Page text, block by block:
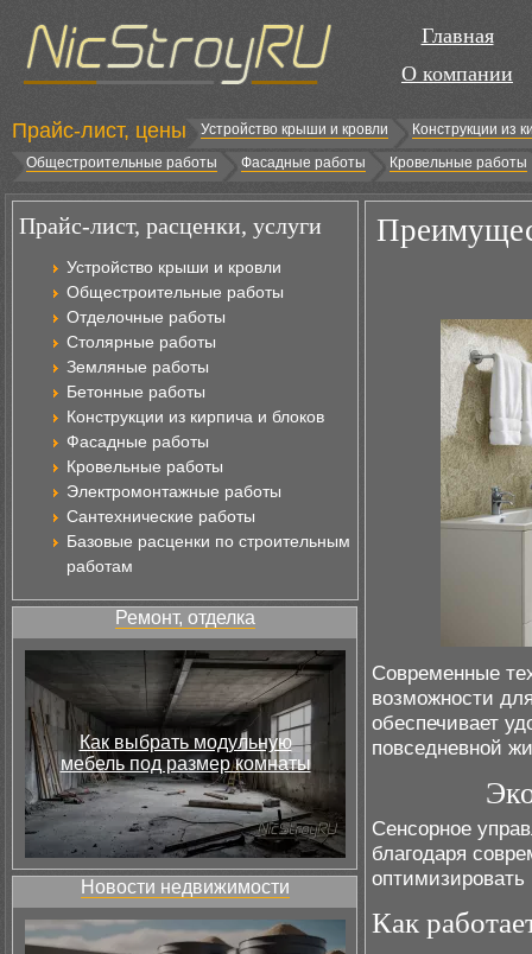
Главная
О компании
Прайс-лист, цены Устройство крыши и кровли
Конструкции из
Общестроительные работы
Фасадные работы Кровельные работы
Прайс-лист, расценки, услуги
Устройство крыши и кровли
Общестроительные работы
Отделочные работы
Столярные работы
Земляные работы
Бетонные работы
Конструкции из кирпича и блоков
Фасадные работы
Кровельные работы
Электромонтажные работы
Сантехнические работы
Базовые расценки по строительным
работам
Ремонт, отделка
Как выбрать модульную
мебель под размер комнаты
Новости недвижимости
Современные
возможности
обеспечивает
повседневной
Сенсорное
благодаря
Как